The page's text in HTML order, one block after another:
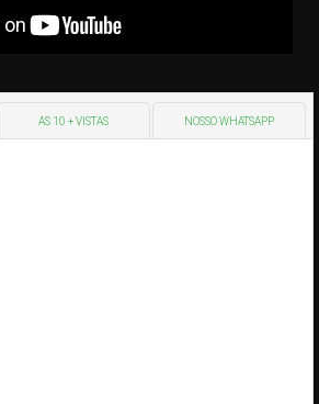
AS 10 + VISTAS NOSSO WHATSAPP